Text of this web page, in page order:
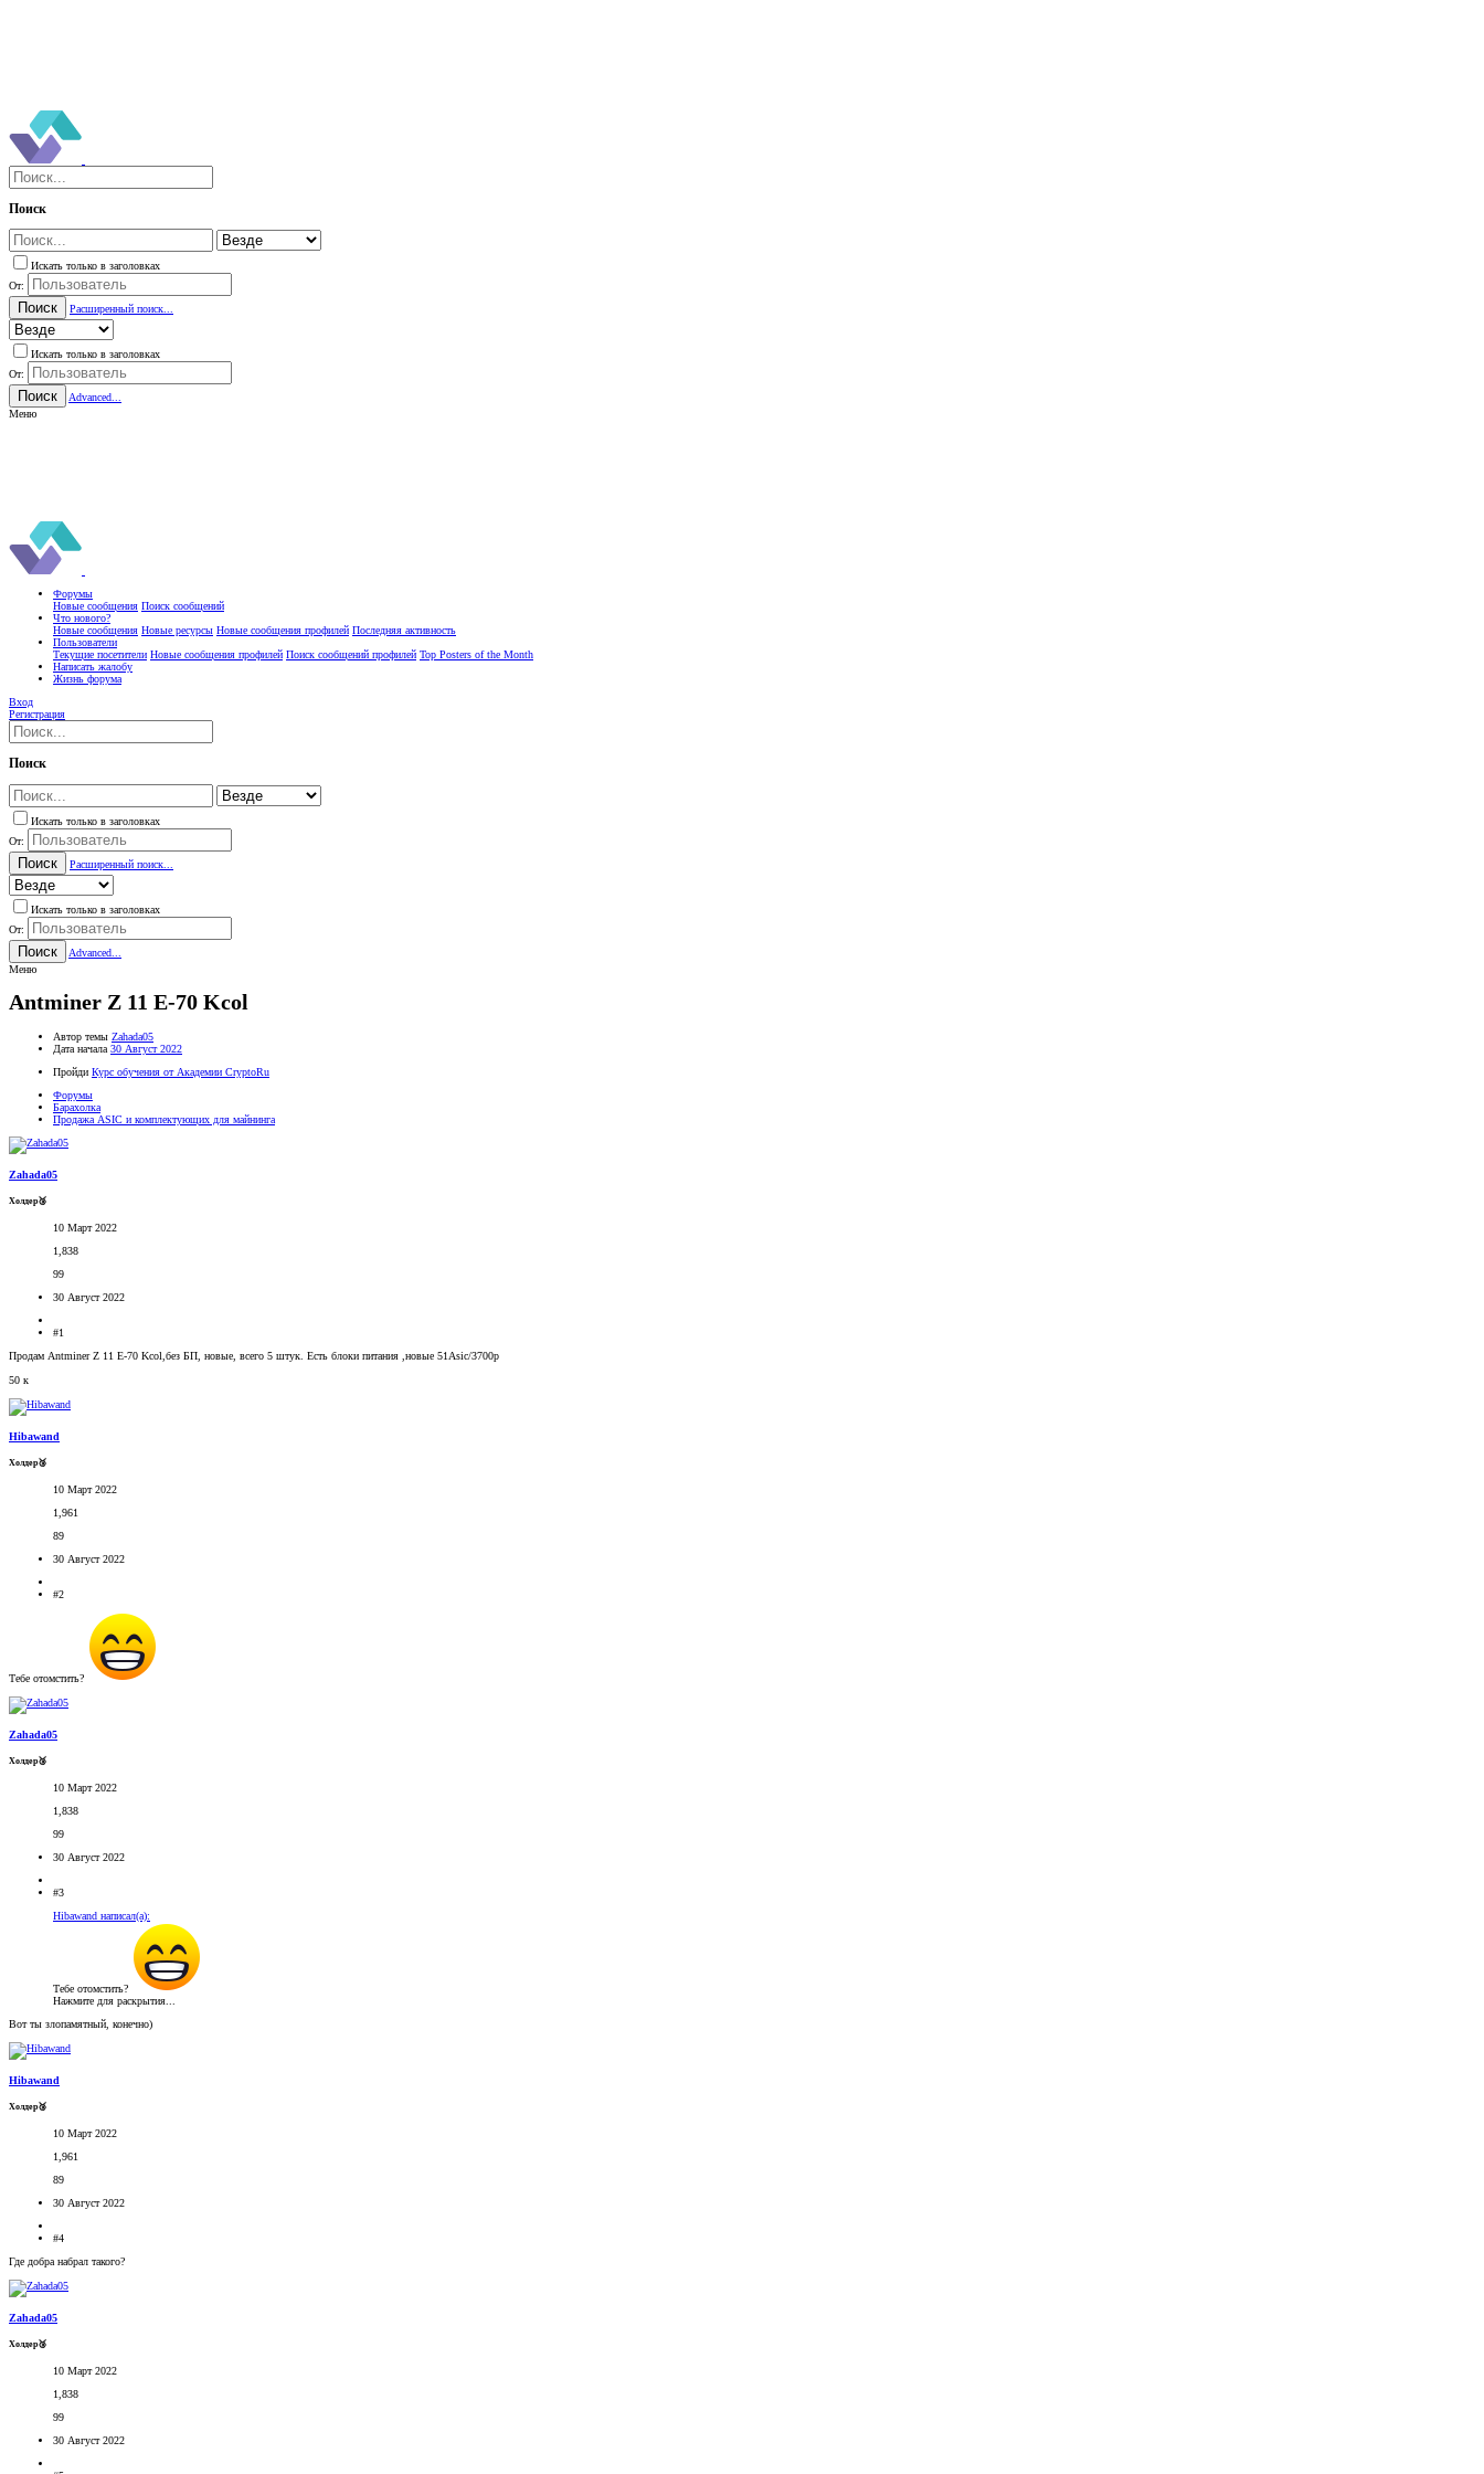
Поиск
Искать только в заголовках
От:
Поиск Расширенный поиск...
Искать только в заголовках
От:
Поиск
Advanced...
Меню
Форумы
Новые сообщения Поиск сообщений
Что нового?
Новые сообщения Новые ресурсы Новые сообщения профилей Последняя активность
Пользователи
Текущие посетители Новые сообщения профилей Поиск сообщений профилей Top Posters of the Month
Написать жалобу
Жизнь форума
Вход
Регистрация
Поиск
Искать только в заголовках
От:
Поиск Расширенный поиск...
Искать только в заголовках
От:
Поиск
Advanced...
Меню
Antminer Z 11 E-70 Kcol
Автор темы Zahada05
Дата начала 30 Август 2022
Пройди Курс обучения от Академии CryptoRu
Форумы
Барахолка
Продажа ASIC и комплектующих для майнинга
Zahada05
Холдер🥉
10 Март 2022
1,838
99
30 Август 2022
#1
Продам Antminer Z 11 E-70 Kcol,без БП, новые, всего 5 штук. Есть блоки питания ,новые 51Asic/3700р
50 к
Hibawand
Холдер🥉
10 Март 2022
1,961
89
30 Август 2022
#2
Тебе отомстить?
Zahada05
Холдер🥉
10 Март 2022
1,838
99
30 Август 2022
#3
Hibawand написал(а):
Тебе отомстить?
Нажмите для раскрытия...
Вот ты злопамятный, конечно)
Hibawand
Холдер🥉
10 Март 2022
1,961
89
30 Август 2022
#4
Где добра набрал такого?
Zahada05
Холдер🥉
10 Март 2022
1,838
99
30 Август 2022